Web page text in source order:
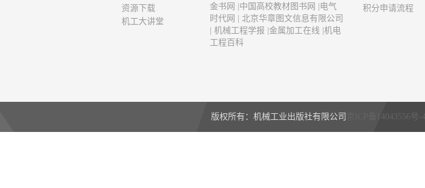
资源下载
机工大讲堂
金书网
中国高校教材图书网
电气
时代网
北京华章图文信息有限公司
机械工程学报 |金属加工在线 |机电
工程百科
积分申请流程
版权所有：机械工业出版社有限公司 京ICP备14043556号-4